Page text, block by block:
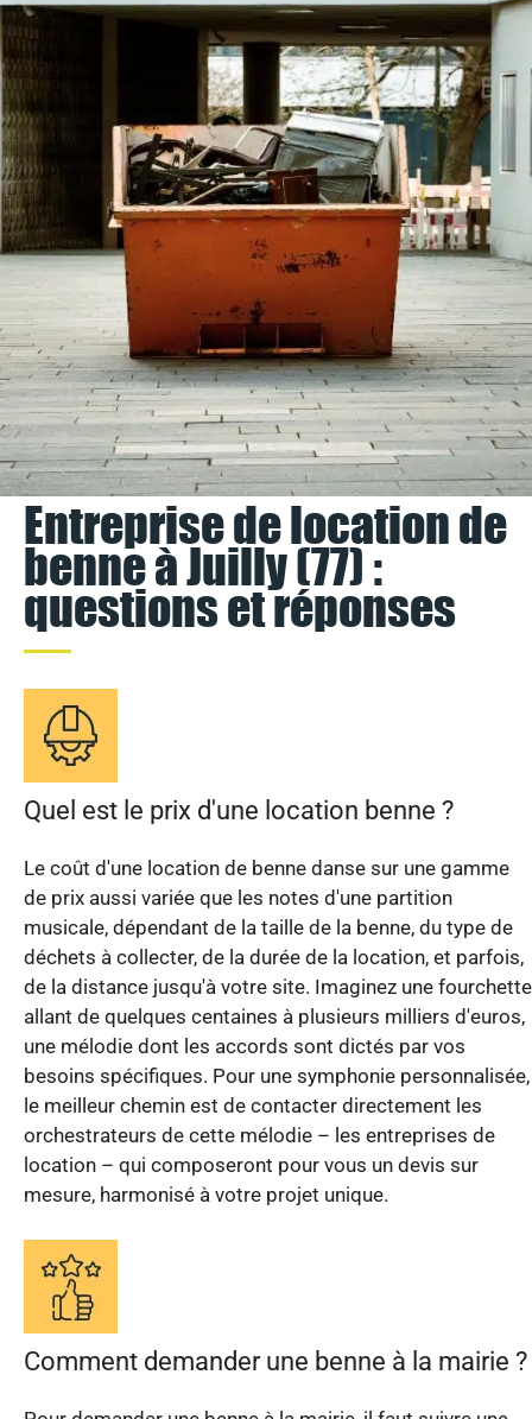
Entreprise de location de
benne à Juilly (77) :
questions et réponses
Quel est le prix d'une location benne ?
Le coût d'une location de benne danse sur une gamme
de prix aussi variée que les notes d'une partition
musicale, dépendant de la taille de la benne, du type de
déchets à collecter, de la durée de la location, et parfois,
de la distance jusqu'à votre site. Imaginez une fourchette
allant de quelques centaines à plusieurs milliers d'euros,
une mélodie dont les accords sont dictés par vos
besoins spécifiques. Pour une symphonie personnalisée,
le meilleur chemin est de contacter directement les
orchestrateurs de cette mélodie – les entreprises de
location – qui composeront pour vous un devis sur
mesure, harmonisé à votre projet unique.
Comment demander une benne à la mairie ?